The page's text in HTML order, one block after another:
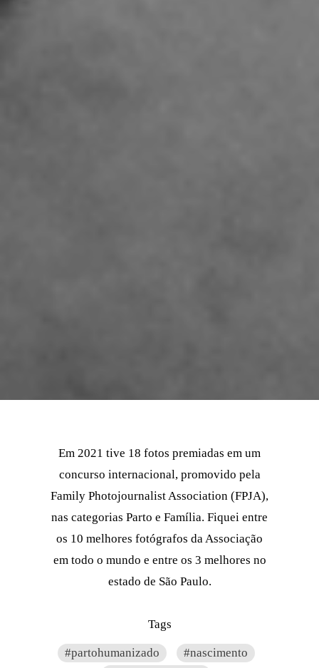
Em 2021 tive 18 fotos premiadas em um
concurso internacional, promovido pela
Family Photojournalist Association (FPJA),
nas categorias Parto e Família. Fiquei entre
os 10 melhores fotógrafos da Associação
em todo o mundo e entre os 3 melhores no
estado de São Paulo.
Tags
#partohumanizado
#nascimento